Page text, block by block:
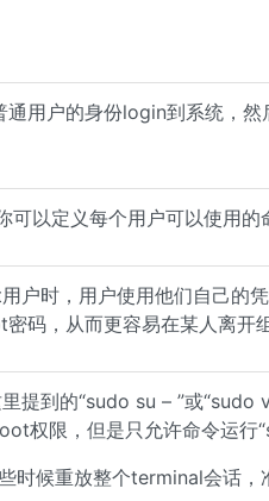
用户的身份login到系统，然
以定义每个用户可以使用的
户时，用户使用他们自己的
码，从而更容易在某人离开
提到的“sudo su – ”或“sudo
权限，但是只允许命令运行
时候重放整个terminal会话，